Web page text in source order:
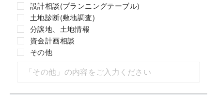
設計相談(プランニングテーブル)
土地診断(敷地調査)
分譲地、土地情報
資金計画相談
その他